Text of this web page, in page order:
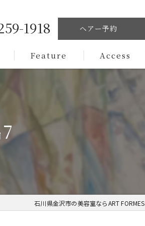
1918 ヘアー予約
Feature
メンズ
Access
石川県金沢市の美容室ならART FORMES